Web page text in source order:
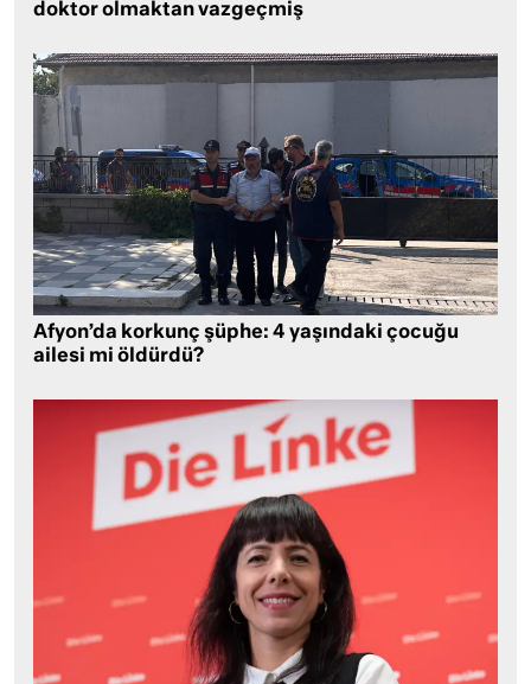
doktor olmaktan vazgeçmiş
Afyon’da korkunç şüphe: 4 yaşındaki çocuğu
ailesi mi öldürdü?